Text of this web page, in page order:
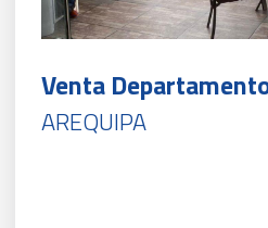
Venta
AREQUIPA